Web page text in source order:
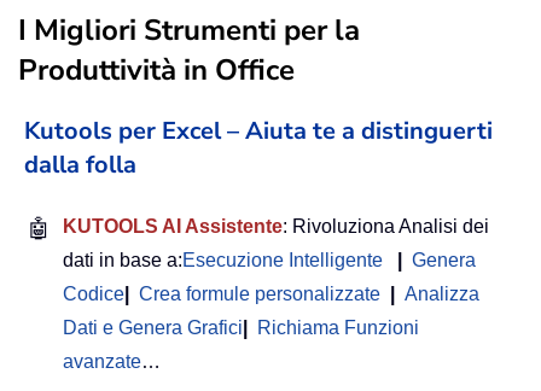
I Migliori Strumenti per la
Produttività in Office
Kutools per Excel – Aiuta te a distinguerti
dalla folla
🤖 KUTOOLS AI Assistente: Rivoluziona Analisi dei
dati in base a:Esecuzione Intelligente
Genera
Codice
Crea formule personalizzate
Analizza
Dati e Genera Grafici
Richiama Funzioni
avanzate…